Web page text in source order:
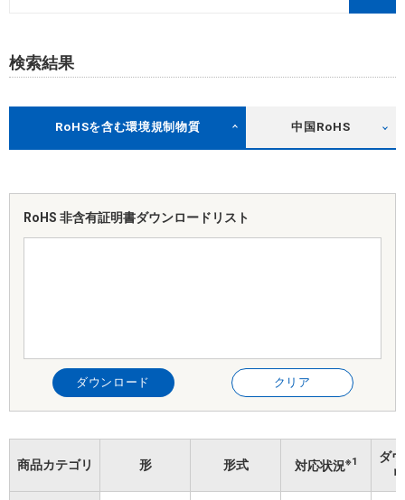
検索結果
RoHSを含む環境規制物質 中国RoHS
RoHS 非含有証明書ダウンロードリスト
ダウンロード クリア
商品カテゴリ 形 形式 対応状況※1
ダ